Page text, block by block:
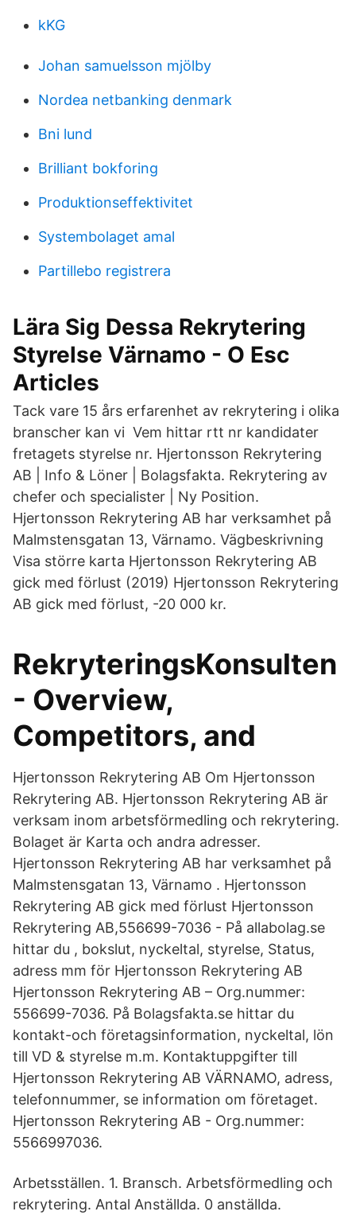
kKG
Johan samuelsson mjölby
Nordea netbanking denmark
Bni lund
Brilliant bokforing
Produktionseffektivitet
Systembolaget amal
Partillebo registrera
Lära Sig Dessa Rekrytering
Styrelse Värnamo - O Esc
Articles
Tack vare 15 års erfarenhet av rekrytering i olika
branscher kan vi Vem hittar rtt nr kandidater
fretagets styrelse nr. Hjertonsson Rekrytering
AB | Info & Löner | Bolagsfakta. Rekrytering av
chefer och specialister | Ny Position.
Hjertonsson Rekrytering AB har verksamhet på
Malmstensgatan 13, Värnamo. Vägbeskrivning
Visa större karta Hjertonsson Rekrytering AB
gick med förlust (2019) Hjertonsson Rekrytering
AB gick med förlust, -20 000 kr.
RekryteringsKonsulten
- Overview,
Competitors, and
Hjertonsson Rekrytering AB Om Hjertonsson
Rekrytering AB. Hjertonsson Rekrytering AB är
verksam inom arbetsförmedling och rekrytering.
Bolaget är Karta och andra adresser.
Hjertonsson Rekrytering AB har verksamhet på
Malmstensgatan 13, Värnamo . Hjertonsson
Rekrytering AB gick med förlust Hjertonsson
Rekrytering AB,556699-7036 - På allabolag.se
hittar du , bokslut, nyckeltal, styrelse, Status,
adress mm för Hjertonsson Rekrytering AB
Hjertonsson Rekrytering AB – Org.nummer:
556699-7036. På Bolagsfakta.se hittar du
kontakt-och företagsinformation, nyckeltal, lön
till VD & styrelse m.m. Kontaktuppgifter till
Hjertonsson Rekrytering AB VÄRNAMO, adress,
telefonnummer, se information om företaget.
Hjertonsson Rekrytering AB - Org.nummer:
5566997036.
Arbetsställen. 1. Bransch. Arbetsförmedling och
rekrytering. Antal Anställda. 0 anställda.